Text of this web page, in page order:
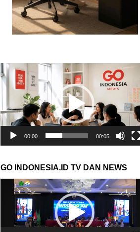
Pemutar
Video
00:00 00:05
GO INDONESIA.ID TV DAN NEWS
Pemutar
Video